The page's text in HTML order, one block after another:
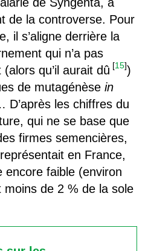
de la controverse. Pour
il s’aligne derrière la
qui n’a pas
qu’il aurait dû [15])
de mutagénèse in
les chiffres du
qui ne se base que
firmes semencières,
en France,
encore faible (environ
de 2 % de la sole